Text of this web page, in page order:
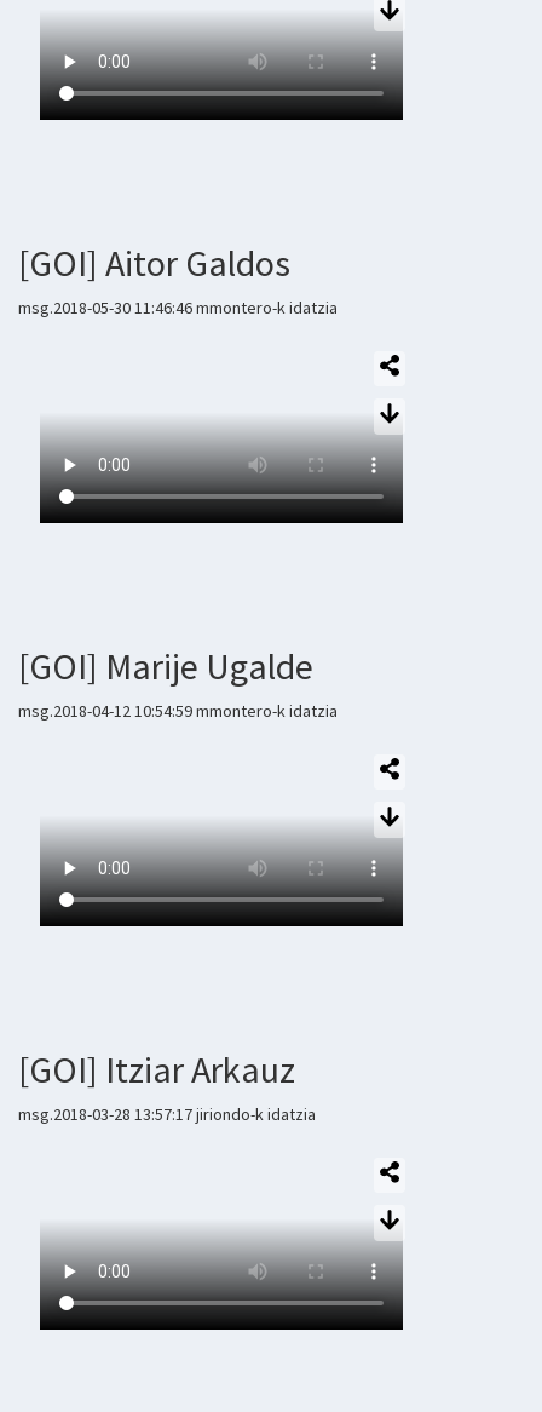
[GOI] Aitor Galdos
msg.2018-05-30 11:46:46 mmontero-k idatzia
[GOI] Marije Ugalde
msg.2018-04-12 10:54:59 mmontero-k idatzia
[GOI] Itziar Arkauz
msg.2018-03-28 13:57:17 jiriondo-k idatzia